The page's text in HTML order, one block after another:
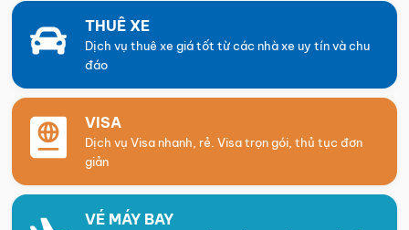
THUÊ XE
Dịch vụ thuê xe giá tốt từ các nhà xe uy tín và chu
đáo
VISA
Dịch vụ Visa nhanh, rẻ. Visa trọn gói, thủ tục đơn
giản
VÉ MÁY BAY